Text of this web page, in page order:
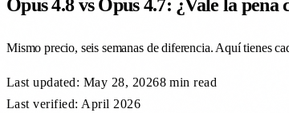
Opus 4.8 vs Opus 4.7: ¿Vale la
Mismo precio, seis semanas de diferencia. Aquí tienes
Last updated: May 28, 20268 min read
Last verified: April 2026